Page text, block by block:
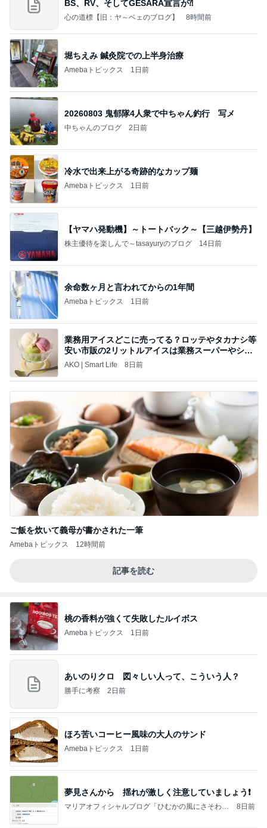
BS、RV、そしてGESARA宣言が⁈
心の道標【旧：ヤ～ベェのブログ】 8時間前
堀ちえみ 鍼灸院での上半身治療
Amebaトピックス 1日前
20260803 鬼郁隊4人衆で中ちゃん釣行 写メ
中ちゃんのブログ 2日前
冷水で出来上がる奇跡的なカップ麺
Amebaトピックス 1日前
【ヤマハ発動機】～トートバック～【三越伊勢丹】
株主優待を楽しんで～tasayuryのブログ 14日前
余命数ヶ月と言われてからの1年間
Amebaトピックス 1日前
業務用アイスどこに売ってる？ロッテやタカナシ等
安い市販の2リットルアイスは業務スーパーやシャ
トレ
AKO | Smart Life 8日前
ご飯を炊いて義母が書かされた一筆
Amebaトピックス 12時間前
記事を読む
桃の香料が強くて失敗したルイボス
Amebaトピックス 1日前
あいのりクロ 図々しい人って、こういう人？
勝手に考察 2日前
ほろ苦いコーヒー風味の大人のサンド
Amebaトピックス 1日前
夢見さんから 揺れが激しく注意していましょう❗️
マリアオフィシャルブログ「ひむかの風にさそわれ
8日前